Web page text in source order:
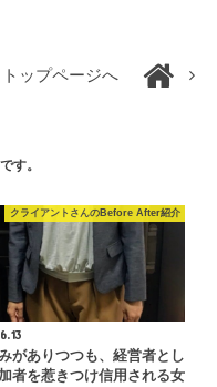
トップページへ
す。
クライアントさんのBefore After紹介
がありつつも、経営者とし
者を惹きつけ信用される女